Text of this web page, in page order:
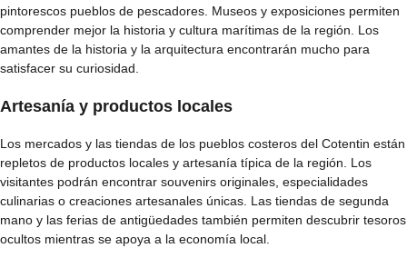
pintorescos pueblos de pescadores. Museos y exposiciones permiten
comprender mejor la historia y cultura marítimas de la región. Los
amantes de la historia y la arquitectura encontrarán mucho para
satisfacer su curiosidad.
Artesanía y productos locales
Los mercados y las tiendas de los pueblos costeros del Cotentin están
repletos de productos locales y artesanía típica de la región. Los
visitantes podrán encontrar souvenirs originales, especialidades
culinarias o creaciones artesanales únicas. Las tiendas de segunda
mano y las ferias de antigüedades también permiten descubrir tesoros
ocultos mientras se apoya a la economía local.